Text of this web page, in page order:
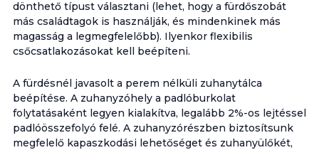
dönthető típust választani (lehet, hogy a fürdőszobát
más családtagok is használják, és mindenkinek más
magasság a legmegfelelőbb). Ilyenkor flexibilis
csőcsatlakozásokat kell beépíteni.
A fürdésnél javasolt a perem nélküli zuhanytálca
beépítése. A zuhanyzóhely a padlóburkolat
folytatásaként legyen kialakítva, legalább 2%-os lejtéssel
padlóösszefolyó felé. A zuhanyzórészben biztosítsunk
megfelelő kapaszkodási lehetőséget és zuhanyülőkét,